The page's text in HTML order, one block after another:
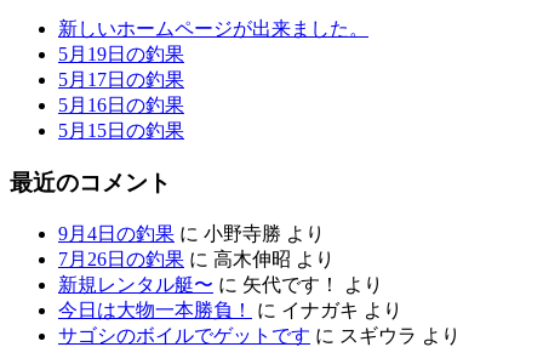
新しいホームページが出来ました。
5月19日の釣果
5月17日の釣果
5月16日の釣果
5月15日の釣果
最近のコメント
9月4日の釣果 に 小野寺勝 より
7月26日の釣果 に 高木伸昭 より
新規レンタル艇〜 に 矢代です！
より
今日は大物一本勝負！
に イナガキ より
サゴシのボイルでゲットです に スギウラ より